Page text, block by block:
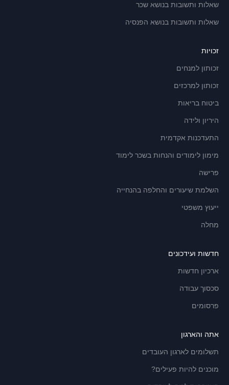
שאלות ותשובות בנושא שכר
שאלות ותשובות בנושא הפנסיה
זכויות
זכותון למנחים
זכותון למרכזים
ביטוח בריאות
היריון ולידה
התעדכנות אקדמית
מימון לימודים והנחות בשכר לימוד
פרישה
השלמת שיעורים והחלפה בהנחייה
ייעוץ משפטי
מחלה
חדשות ועידכונים
ארכיון חדשות
סכסוך עבודה
פרסומים
אתה והארגון
תשלומים לארגון העובדים
מוכנים להיות פעילים?